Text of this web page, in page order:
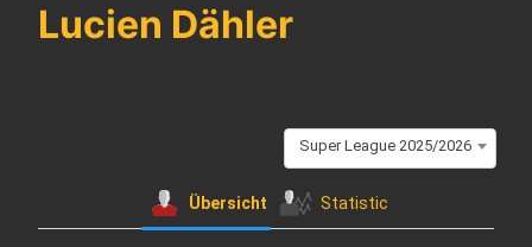
Lucien Dähler
Super League 2025/2026
Übersicht Statistic